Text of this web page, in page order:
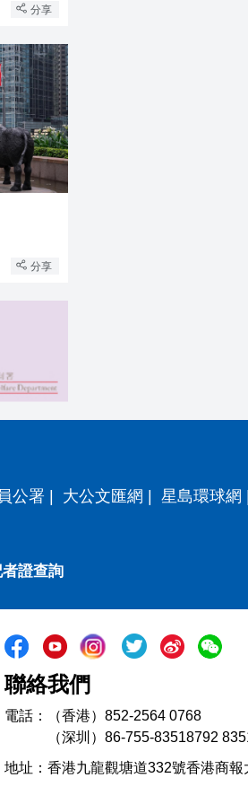
分享
分享
公署 大公文匯網 星島環球網
證查詢
聯絡我們
電話：（香港）852-2564 0768
（深圳）86-755-83518792
地址：香港九龍觀塘道332號香港商報